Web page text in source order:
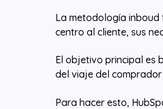
La metodología inboud
centro al cliente, sus
El objetivo principal es
del viaje del
Para hacer esto,